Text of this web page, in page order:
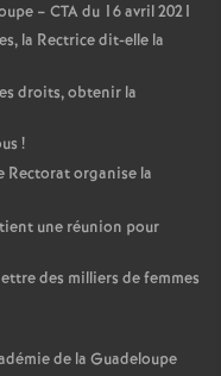
– CTA du 16 avril 2021
la Rectrice dit-elle la
droits, obtenir la
!
Rectorat organise la
une réunion pour
des milliers de femmes
de la Guadeloupe